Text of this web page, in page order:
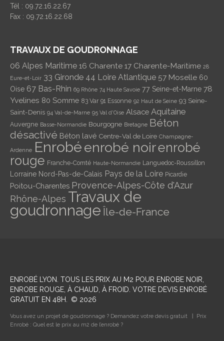
Tél : 09.72.16.22.67
Fax : 09.72.16.22.68
TRAVAUX DE GOUDRONNAGE
06 Alpes Maritime 16 Charente 17 Charente-Maritime 28
Eure-et-Loir 33 Gironde 44 Loire Atlantique 57 Moselle 60
Oise 67 Bas-Rhin 69 Rhône 74 Haute Savoie 77 Seine-et-Marne 78
Yvelines 80 Somme 83 Var 91 Essonne 92 Haut de Seine 93 Seine-
Saint-Denis 94 Val-de-Marne 95 Val d'Oise Alsace Aquitaine
Auvergne Basse-Normandie Bourgogne Bretagne Béton
désactivé Béton lavé Centre-Val de Loire Champagne-
Ardenne Enrobéenrobé noirenrobé
rouge Franche-Comté Haute-Normandie Languedoc-Roussillon
Lorraine Nord-Pas-de-Calais Pays de la Loire Picardie
Poitou-Charentes Provence-Alpes-Côte d'Azur
Rhône-Alpes Travaux de
goudronnage Île-de-France
ENROBÉ LYON . TOUS LES PRIX AU M2 POUR ENROBE NOIR,
ENROBE ROUGE, À CHAUD, À FROID. VOTRE DEVIS ENROBÉ
GRATUIT EN 48H.
© 2026
Vous avez un projet de goudronnage ? Demandez votre devis gratuit
Prix
Enrobé : Quel est le prix au m2 de l’enrobé ?